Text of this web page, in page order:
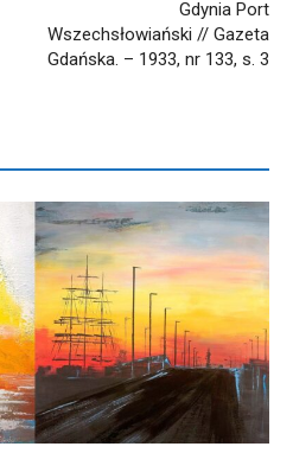
Gdynia Port
Wszechsłowiański // Gazeta
Gdańska. – 1933, nr 133, s. 3